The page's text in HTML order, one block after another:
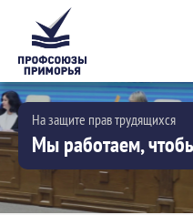
На защите прав трудящихся
Мы работаем,